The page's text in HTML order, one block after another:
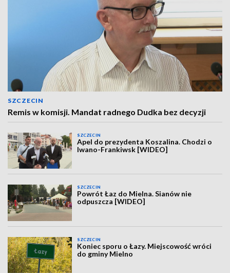
SZCZECIN
Remis w komisji. Mandat radnego Dudka bez decyzji
SZCZECIN
Apel do prezydenta Koszalina. Chodzi o
Iwano-Frankiwsk [WIDEO]
SZCZECIN
Powrót Łaz do Mielna. Sianów nie
odpuszcza [WIDEO]
SZCZECIN
Koniec sporu o Łazy. Miejscowość wróci
do gminy Mielno